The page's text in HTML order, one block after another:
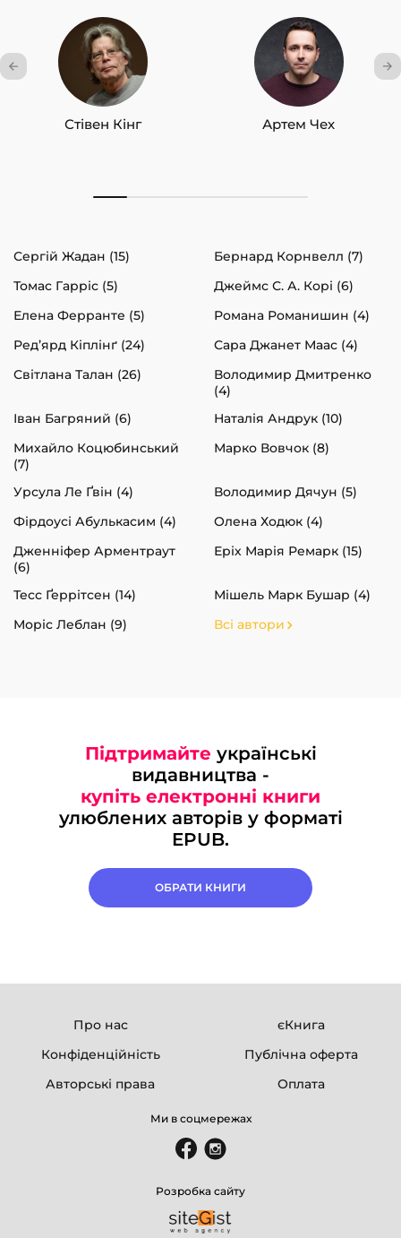
Стівен Кінг Артем Чех
Сергій Жадан (15)
Бернард Корнвелл (7)
Томас Гарріс (5)
Джеймс С. А. Корі (6)
Елена Ферранте (5)
Романа Романишин (4)
Ред’ярд Кіплінґ (24)
Сара Джанет Маас (4)
Світлана Талан (26)
Володимир Дмитренко
(4)
Іван Багряний (6)
Наталія Андрук (10)
Михайло Коцюбинський
(7)
Марко Вовчок (8)
Урсула Ле Ґвін (4)
Володимир Дячун (5)
Фірдоусі Абулькасим (4)
Олена Ходюк (4)
Дженніфер Арментраут
(6)
Еріх Марія Ремарк (15)
Тесс Ґеррітсен (14)
Мішель Марк Бушар (4)
Моріс Леблан (9)
Всі автори
Підтримайте українські
видавництва -
купіть електронні книги
улюблених авторів у форматі
EPUB.
ОБРАТИ КНИГИ
Про нас
єКнига
Конфіденційність
Публічна оферта
Авторські права
Оплата
Ми в соцмережах
Розробка сайту